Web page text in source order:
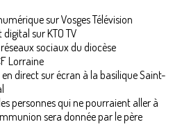
sur Vosges Télévision
sur KTO TV
sociaux du diocèse
Lorraine
direct sur écran à la basilique Saint-
personnes qui ne pourraient aller à
sera donnée par le père